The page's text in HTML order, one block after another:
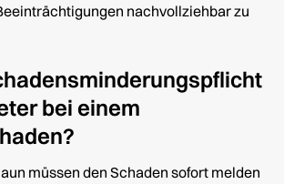
nachvollziehbar zu
bei einem
müssen den Schaden sofort melden